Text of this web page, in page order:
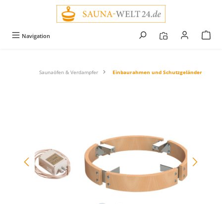
Navigation
Saunaöfen & Verdampfer Einbaurahmen und Schutzgeländer